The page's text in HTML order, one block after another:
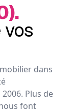
vos
dans
Plus de
font